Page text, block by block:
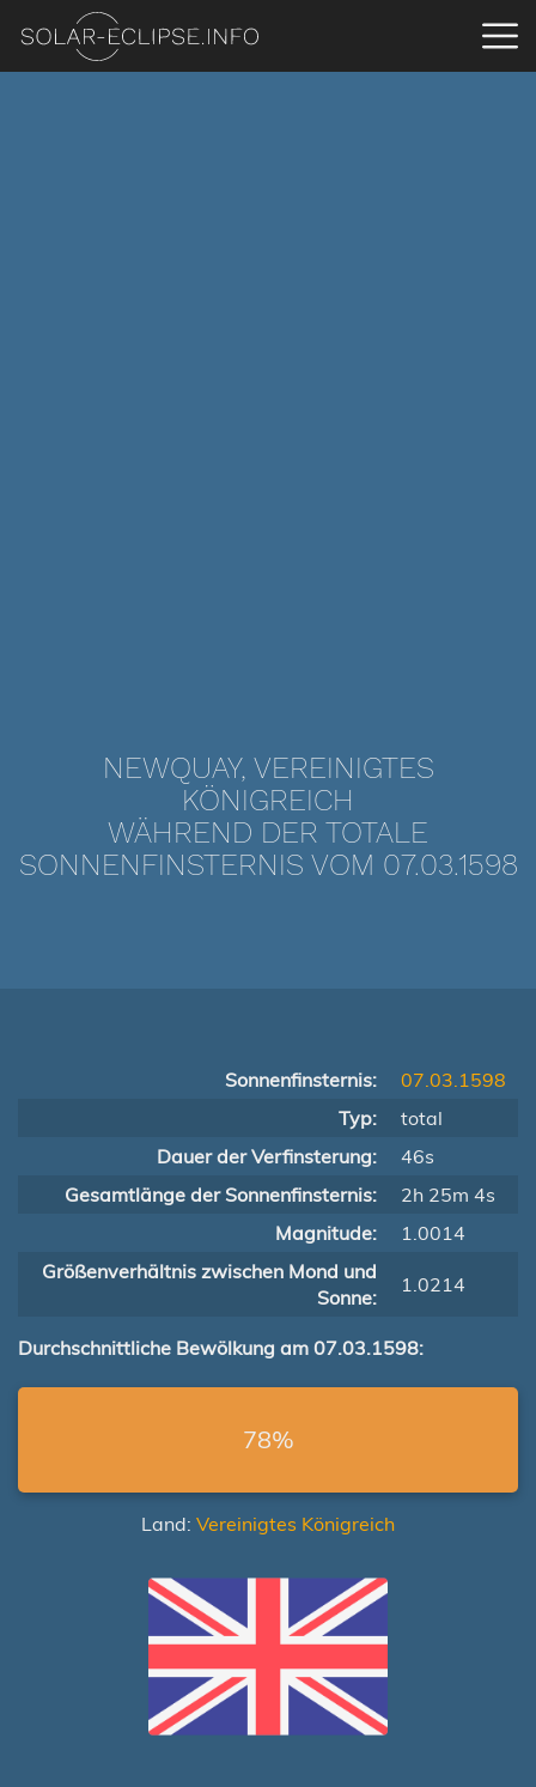
NEWQUAY, VEREINIGTES
KÖNIGREICH
WÄHREND DER TOTALE
SONNENFINSTERNIS VOM 07.03.1598
Sonnenfinsternis:
07.03.1598
Typ:
total
Dauer der Verfinsterung:
46s
Gesamtlänge der Sonnenfinsternis:
2h 25m 4s
Magnitude:
1.0014
Größenverhältnis zwischen Mond und
Sonne:
1.0214
Durchschnittliche Bewölkung am 07.03.1598:
78%
Land: Vereinigtes Königreich